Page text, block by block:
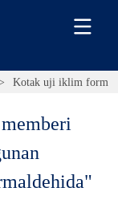
Kotak uji iklim